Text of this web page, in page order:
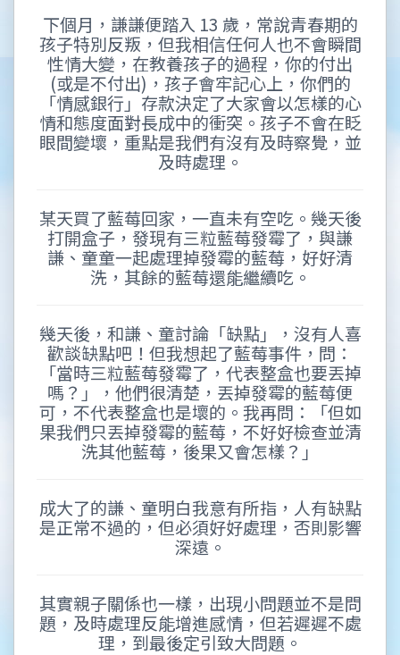
下個月，謙謙便踏入 13 歲，常說青春期的
孩子特別反叛，但我相信任何人也不會瞬間
性情大變，在教養孩子的過程，你的付出
(或是不付出)，孩子會牢記心上，你們的
「情感銀行」存款決定了大家會以怎樣的心
情和態度面對長成中的衝突。孩子不會在眨
眼間變壞，重點是我們有沒有及時察覺，並
及時處理。
某天買了藍莓回家，一直未有空吃。幾天後
打開盒子，發現有三粒藍莓發霉了，與謙
謙、童童一起處理掉發霉的藍莓，好好清
洗，其餘的藍莓還能繼續吃。
幾天後，和謙、童討論「缺點」，沒有人喜
歡談缺點吧！但我想起了藍莓事件，問：
「當時三粒藍莓發霉了，代表整盒也要丟掉
嗎？」，他們很清楚，丟掉發霉的藍莓便
可，不代表整盒也是壞的。我再問：「但如
果我們只丟掉發霉的藍莓，不好好檢查並清
洗其他藍莓，後果又會怎樣？」
成大了的謙、童明白我意有所指，人有缺點
是正常不過的，但必須好好處理，否則影響
深遠。
其實親子關係也一樣，出現小問題並不是問
題，及時處理反能增進感情，但若遲遲不處
理，到最後定引致大問題。